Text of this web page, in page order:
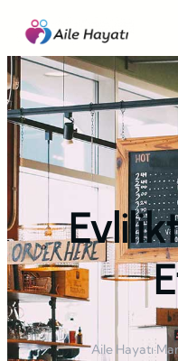
İçeriğe
geç
Aile Hayatı·